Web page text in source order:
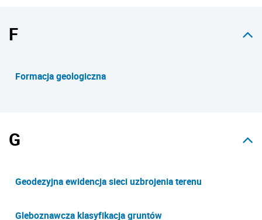
F
Formacja geologiczna
G
Geodezyjna ewidencja sieci uzbrojenia terenu
Gleboznawcza klasyfikacja gruntów